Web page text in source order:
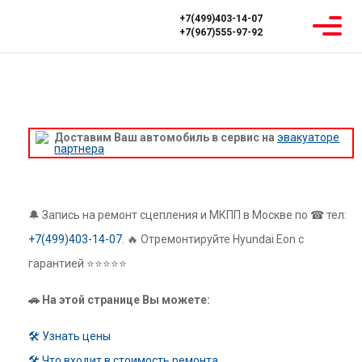
+7(499)403-14-07
+7(967)555-97-92
Доставим Ваш автомобиль в сервис на эвакуаторе
партнера
🔔 Запись на ремонт сцепления и МКПП в Москве по ☎ тел:
+7(499)403-14-07 . 🔥 Отремонтируйте Hyundai Eon с
гарантией ⭐⭐⭐⭐⭐
🚗 На этой странице Вы можете:
🛠 Узнать цены